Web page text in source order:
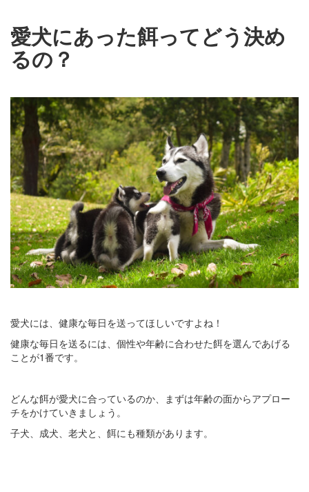
愛犬にあった餌ってどう決め
るの？
愛犬には、健康な毎日を送ってほしいですよね！
健康な毎日を送るには、個性や年齢に合わせた餌を選んであげる
ことが1番です。
どんな餌が愛犬に合っているのか、まずは年齢の面からアプロー
チをかけていきましょう。
子犬、成犬、老犬と、餌にも種類があります。